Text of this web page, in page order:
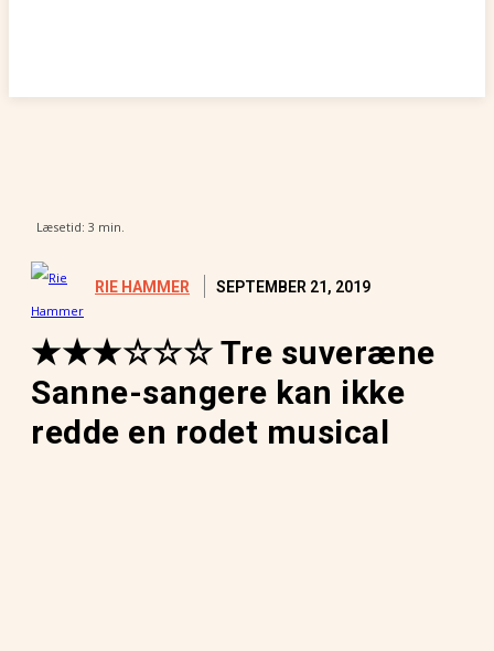
Læsetid: 3 min.
RIE HAMMER SEPTEMBER 21, 2019
★★★☆☆☆ Tre suveræne
Sanne-sangere kan ikke
redde en rodet musical